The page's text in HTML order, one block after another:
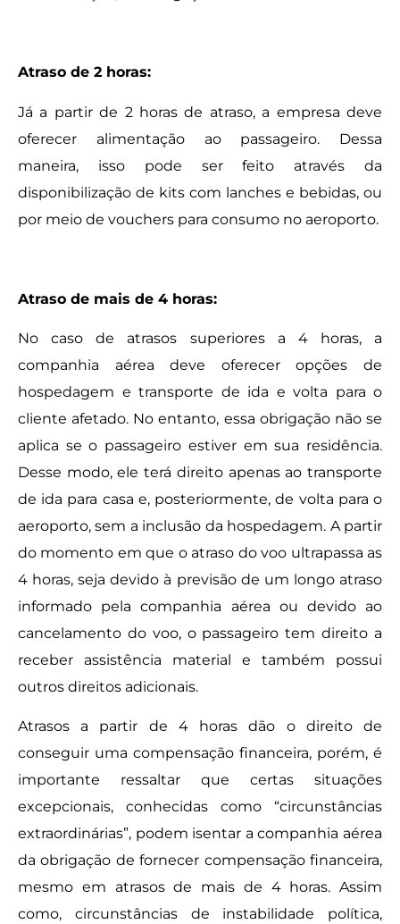
Atraso de 2 horas:
Já a partir de 2 horas de atraso, a empresa deve
oferecer alimentação ao passageiro. Dessa
maneira, isso pode ser feito através da
disponibilização de kits com lanches e bebidas, ou
por meio de vouchers para consumo no aeroporto.
Atraso de mais de 4 horas:
No caso de atrasos superiores a 4 horas, a
companhia aérea deve oferecer opções de
hospedagem e transporte de ida e volta para o
cliente afetado. No entanto, essa obrigação não se
aplica se o passageiro estiver em sua residência.
Desse modo, ele terá direito apenas ao transporte
de ida para casa e, posteriormente, de volta para o
aeroporto, sem a inclusão da hospedagem. A partir
do momento em que o atraso do voo ultrapassa as
4 horas, seja devido à previsão de um longo atraso
informado pela companhia aérea ou devido ao
cancelamento do voo, o passageiro tem direito a
receber assistência material e também possui
outros direitos adicionais.
Atrasos a partir de 4 horas dão o direito de
conseguir uma compensação financeira, porém, é
importante ressaltar que certas situações
excepcionais, conhecidas como “circunstâncias
extraordinárias”, podem isentar a companhia aérea
da obrigação de fornecer compensação financeira,
mesmo em atrasos de mais de 4 horas. Assim
como, circunstâncias de instabilidade política,